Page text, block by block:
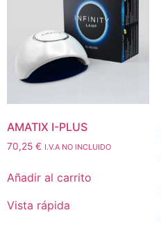
AMATIX I-PLUS
70,25 € I.V.A NO INCLUIDO
Añadir al carrito
Vista rápida